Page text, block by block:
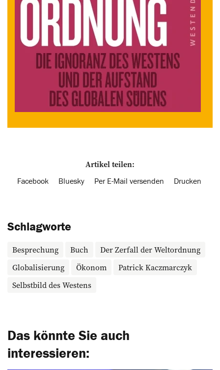
Artikel teilen:
Facebook Bluesky Per E-Mail versenden Drucken
Schlagworte
Besprechung Buch
Der Zerfall der Weltordnung
Globalisierung
Ökonom
Patrick Kaczmarczyk
Selbstbild des Westens
Das könnte Sie auch
interessieren: